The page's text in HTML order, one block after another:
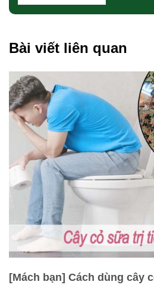
Bài viết liên quan
[Mách bạn] Cách dùng cây